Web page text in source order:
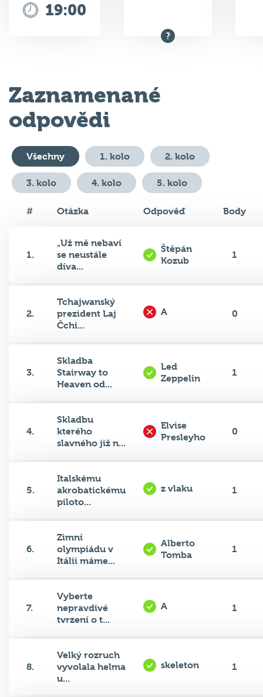
19:00
Zaznamenané
odpovědi
Všechny 1. kolo 2. kolo
3. kolo 4. kolo 5. kolo
# Otázka Odpověď Body
1.
„Už mě nebaví
se neustále
díva...
Štěpán
Kozub
1
2.
Tchajwanský
prezident Laj
Čchi...
A 0
3.
Skladba
Stairway to
Heaven od...
Led
Zeppelin
1
4.
Skladbu
kterého
slavného již n...
Elvise
Presleyho
0
5.
Italskému
akrobatickému
piloto...
z vlaku 1
6.
Zimní
olympiádu v
Itálii máme...
Alberto
Tomba
1
7.
Vyberte
nepravdivé
tvrzení o t...
A 1
8.
Velký rozruch
vyvolala helma
u...
skeleton 1